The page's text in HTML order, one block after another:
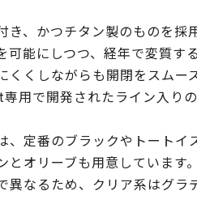
、かつチタン製のものを採用
能にしつつ、経年で変質す
くくしながらも開閉をスムー
用で開発されたライン入りの
、定番のブラックやトートイ
オリーブも用意しています。
異なるため、クリア系はグラ